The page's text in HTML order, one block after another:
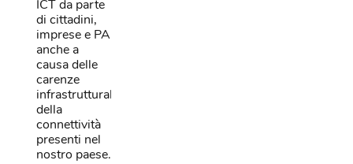
ICT da parte
di cittadini,
imprese e PA
anche a
causa delle
carenze
infrastrutturali
della
connettività
presenti nel
nostro paese.